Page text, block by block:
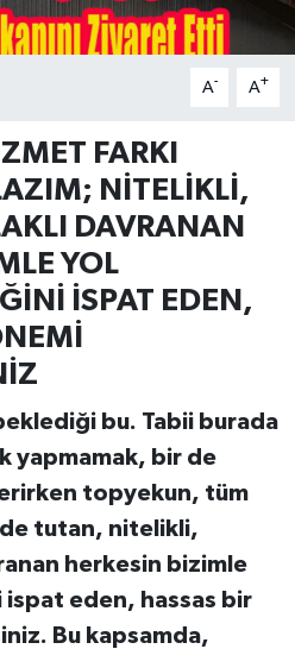
A- A+
FARKI
NİTELİKLİ,
DAVRANAN
YOL
İSPAT EDEN,
bu. Tabii burada
yapmamak, bir de
topyekun, tüm
tutan, nitelikli,
herkesin bizimle
eden, hassas bir
Bu kapsamda,